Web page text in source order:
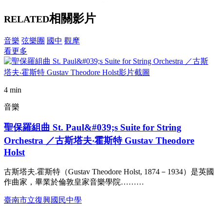
RELATED相關影片
音樂 弦樂團 國中 觀摩
看更多
4 min
音樂
聖保羅組曲 St. Paul&#039;s Suite for String
Orchestra ／古斯塔夫‧霍斯特 Gustav Theodore
Holst
古斯塔夫.霍斯特（Gustav Theodore Holst, 1874－1934）是英國
作曲家，畢業於倫敦皇家音樂學院………
臺南市立復興國民中學